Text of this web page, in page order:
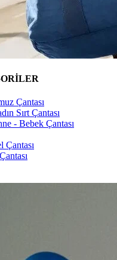
Çantası
Sırt Çantası
- Bebek Çantası
Çantası